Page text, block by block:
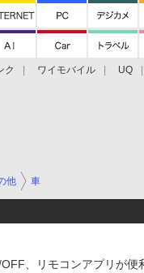
ク ワイモバイル UQ
他 車
、リモコンアプリが便